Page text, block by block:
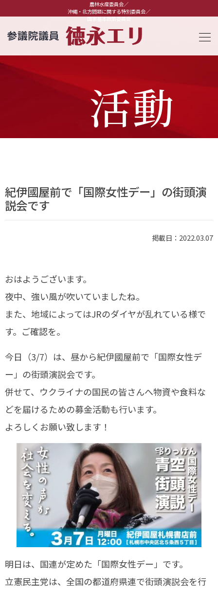
農林水産委員会／
沖縄・北方問題に関する特別委員会／
国家基本政策委員会
活動
報告
紀伊國屋前で「国際女性デー」の街頭演
説会です
掲載日：2022.03.07
おはようございます。
夜中、強い風が吹いていましたね。
また、地域によってはJRのダイヤが乱れている様で
す。ご確認を。
今日（3/7）は、昼から紀伊國屋前で「国際女性デ
ー」の街頭演説会です。
併せて、ウクライナの国民の皆さんへ物資や食料な
どを届けるための募金活動も行います。
よろしくお願い致します！
明日は、国連が定めた「国際女性デー」です。
立憲民主党は、全国の都道府県連で街頭演説会を行